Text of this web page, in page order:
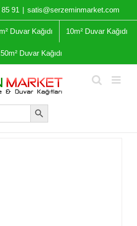
91 | satis@serzeminmarket.com
Duvar Kağıdı 10m² Duvar Kağıdı
Duvar Kağıdı
Arama Butonu